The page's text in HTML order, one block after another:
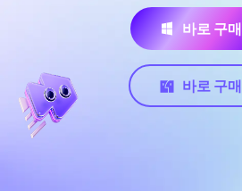
바로 구매
바로 구매